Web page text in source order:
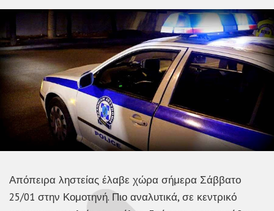
Απόπειρα ληστείας έλαβε χώρα σήμερα Σάββατο
25/01 στην Κομοτηνή. Πιο αναλυτικά, σε κεντρικό